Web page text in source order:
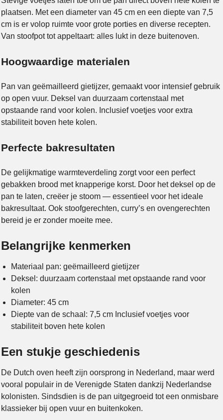
plaatsen. Met een diameter van 45 cm en een diepte van 7,5
cm is er volop ruimte voor grote porties en diverse recepten.
Van stoofpot tot appeltaart: alles lukt in deze buitenoven.
Hoogwaardige materialen
Pan van geëmailleerd gietijzer, gemaakt voor intensief gebruik
op open vuur. Deksel van duurzaam cortenstaal met
opstaande rand voor kolen. Inclusief voetjes voor extra
stabiliteit boven hete kolen.
Perfecte bakresultaten
De gelijkmatige warmteverdeling zorgt voor een perfect
gebakken brood met knapperige korst. Door het deksel op de
pan te laten, creëer je stoom — essentieel voor het ideale
bakresultaat. Ook stoofgerechten, curry’s en ovengerechten
bereid je er zonder moeite mee.
Belangrijke kenmerken
Materiaal pan: geëmailleerd gietijzer
Deksel: duurzaam cortenstaal met opstaande rand voor
kolen
Diameter: 45 cm
Diepte van de schaal: 7,5 cm Inclusief voetjes voor
stabiliteit boven hete kolen
Een stukje geschiedenis
De Dutch oven heeft zijn oorsprong in Nederland, maar werd
vooral populair in de Verenigde Staten dankzij Nederlandse
kolonisten. Sindsdien is de pan uitgegroeid tot een onmisbare
klassieker bij open vuur en buitenkoken.